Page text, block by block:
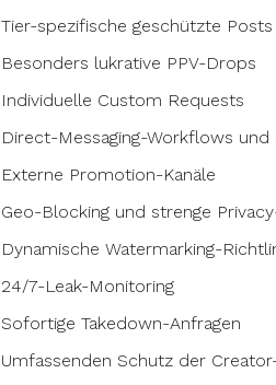
Tier-spezifische geschützte Posts
Besonders lukrative PPV-Drops
Individuelle Custom Requests
Direct-Messaging-Workflows und
Externe Promotion-Kanäle
Geo-Blocking und strenge
Dynamische Watermarking-
24/7-Leak-Monitoring
Sofortige Takedown-Anfragen
Umfassenden Schutz der